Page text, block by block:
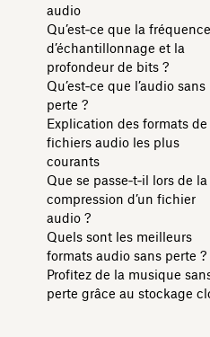
audio
Qu’est‑ce que la fréquence
d’échantillonnage et la
profondeur de bits ?
Qu’est‑ce que l’audio sans
perte ?
Explication des formats de
fichiers audio les plus
courants
Que se passe‑t‑il lors de la
compression d’un fichier
audio ?
Quels sont les meilleurs
formats audio sans perte ?
Profitez de la musique
perte grâce au stockage